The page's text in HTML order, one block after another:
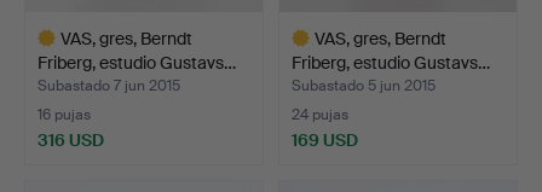
VAS, gres, Berndt
Friberg, estudio Gustavs…
Subastado 7 jun 2015
16 pujas
316 USD
VAS, gres, Berndt
Friberg, estudio Gustavs…
Subastado 5 jun 2015
24 pujas
169 USD